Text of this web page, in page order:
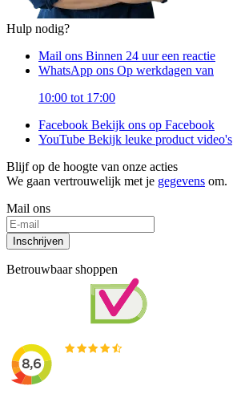
Hulp nodig?
Mail ons Binnen 24 uur een reactie
WhatsApp ons Op werkdagen van
10:00 tot 17:00
Facebook Bekijk ons op Facebook
YouTube Bekijk leuke product video's
Blijf op de hoogte van onze acties
We gaan vertrouwelijk met je gegevens om.
Mail ons
Inschrijven
Betrouwbaar shoppen